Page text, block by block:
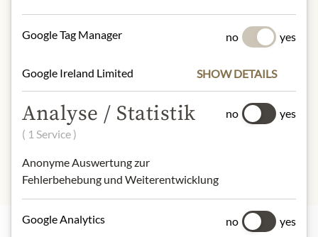
tomato granules (tomato), chilli
oregano, parsley, coriander leaves,
cumin, Ceylon cinnamon, cayenne
pepper, allspice
Google Tag Manager no yes
Google Ireland Limited SHOW DETAILS
Analyse / Statistik
( 1 Service )
Anonyme Auswertung zur
Fehlerbehebung und Weiterentwicklung
no yes
Google Analytics no yes